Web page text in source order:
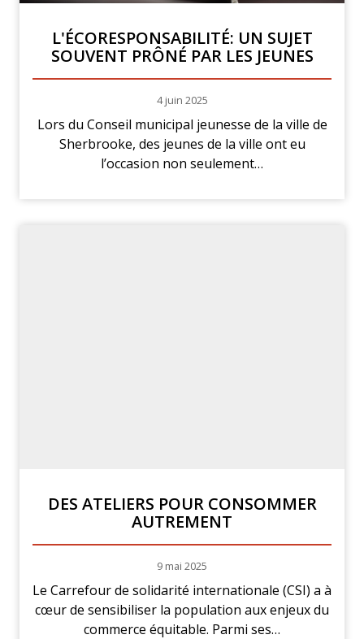
L'ÉCORESPONSABILITÉ: UN SUJET
SOUVENT PRÔNÉ PAR LES JEUNES
4 juin 2025
Lors du Conseil municipal jeunesse de la ville de
Sherbrooke, des jeunes de la ville ont eu
l’occasion non seulement…
DES ATELIERS POUR CONSOMMER
AUTREMENT
9 mai 2025
Le Carrefour de solidarité internationale (CSI) a à
cœur de sensibiliser la population aux enjeux du
commerce équitable. Parmi ses…